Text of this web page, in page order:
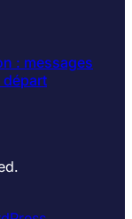
: messages
départ